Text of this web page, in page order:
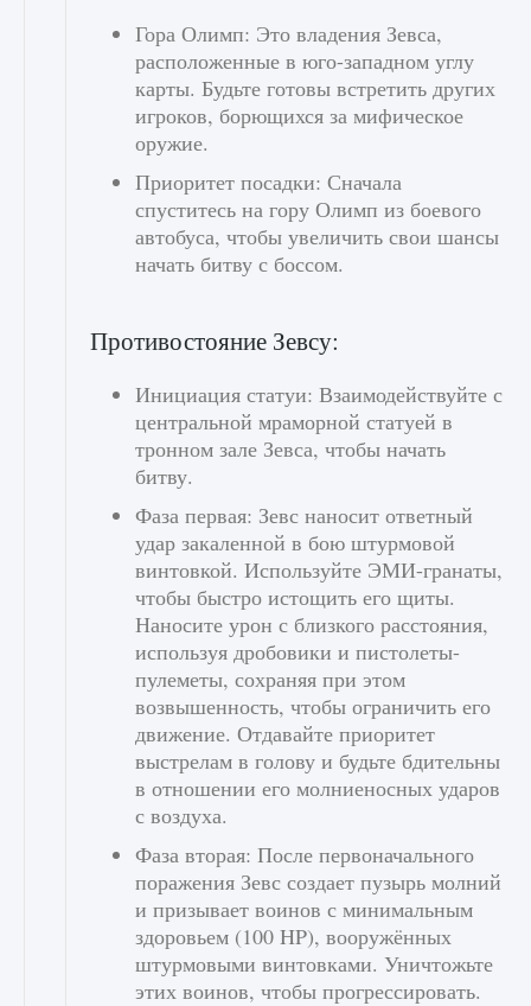
Гора Олимп: Это владения Зевса,
расположенные в юго-западном углу
карты. Будьте готовы встретить других
игроков, борющихся за мифическое
оружие.
Приоритет посадки: Сначала
спуститесь на гору Олимп из боевого
автобуса, чтобы увеличить свои шансы
начать битву с боссом.
Противостояние Зевсу:
Инициация статуи: Взаимодействуйте с
центральной мраморной статуей в
тронном зале Зевса, чтобы начать
битву.
Фаза первая: Зевс наносит ответный
удар закаленной в бою штурмовой
винтовкой. Используйте ЭМИ-гранаты,
чтобы быстро истощить его щиты.
Наносите урон с близкого расстояния,
используя дробовики и пистолеты-
пулеметы, сохраняя при этом
возвышенность, чтобы ограничить его
движение. Отдавайте приоритет
выстрелам в голову и будьте бдительны
в отношении его молниеносных ударов
с воздуха.
Фаза вторая: После первоначального
поражения Зевс создает пузырь молний
и призывает воинов с минимальным
здоровьем (100 HP), вооружённых
штурмовыми винтовками. Уничтожьте
этих воинов, чтобы прогрессировать.